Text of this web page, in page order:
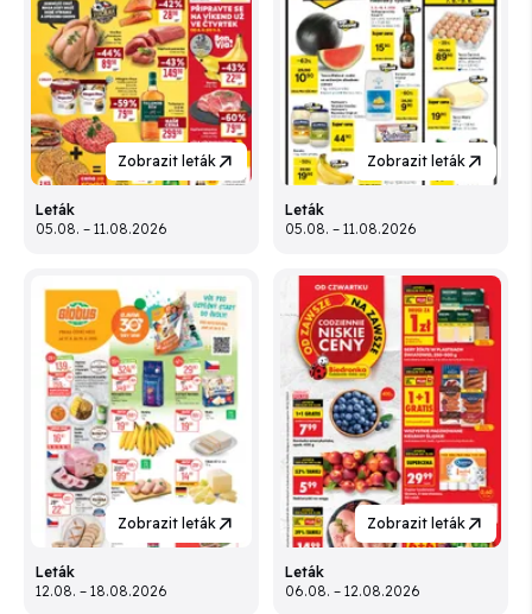
Zobrazit leták
Leták
05.08. – 11.08.2026
Zobrazit leták
Leták
05.08. – 11.08.2026
Zobrazit leták
Leták
12.08. – 18.08.2026
Zobrazit leták
Leták
06.08. – 12.08.2026